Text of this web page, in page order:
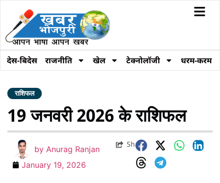
देस-बिदेस राजनीति खेल टेक्नोलॉजी धरम-करम
राशिफल
19 जनवरी 2026 के राशिफल
by Anurag Ranjan
January 19, 2026
Share